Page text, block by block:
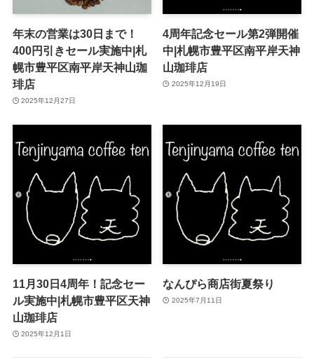
年末の営業は30日まで！
400円引きセール実施中|札
幌市豊平区南平岸天神山珈
琲店
2025年12月27日
4周年記念セール第2弾開催
中|札幌市豊平区南平岸天神
山珈琲店
2025年12月19日
11月30日4周年！記念セー
ル実施中|札幌市豊平区天神
山珈琲店
2025年12月1日
なんぴら商店街夏祭り
2025年7月11日